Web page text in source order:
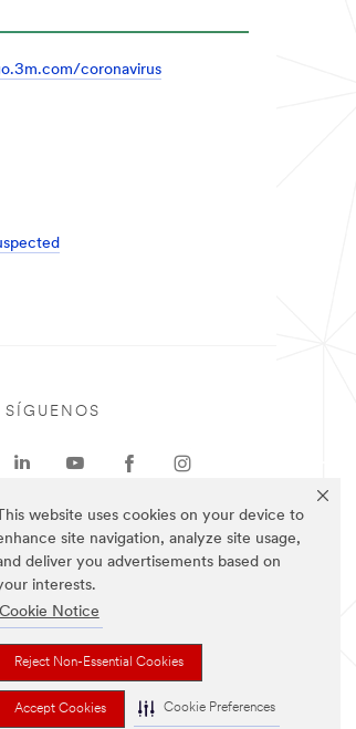
This website uses cookies on your device to
site navigation, analyze site usage,
deliver you advertisements based on
interests.
Cookie Notice
Reject Non-Essential Cookies
Accept Cookies Cookie Preferences
coronavirus
SÍGUENOS
arriba son Marcas